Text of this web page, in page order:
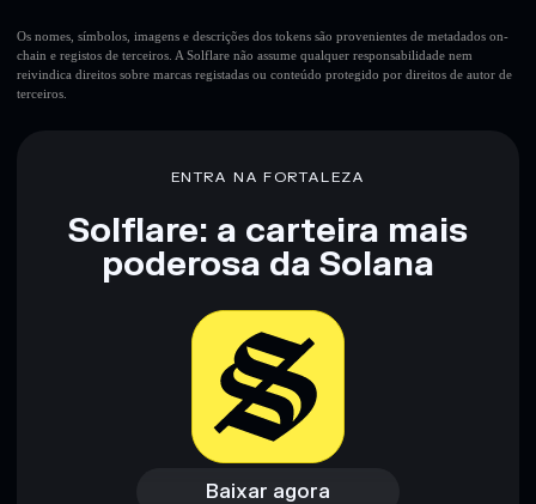
Os nomes, símbolos, imagens e descrições dos tokens são provenientes de metadados on-
chain e registos de terceiros. A Solflare não assume qualquer responsabilidade nem
reivindica direitos sobre marcas registadas ou conteúdo protegido por direitos de autor de
terceiros.
ENTRA NA FORTALEZA
Solflare: a carteira mais
poderosa da Solana
Baixar agora
Baixar agora
Acessar carteira